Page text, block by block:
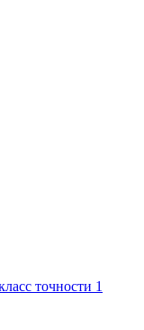
точности 1